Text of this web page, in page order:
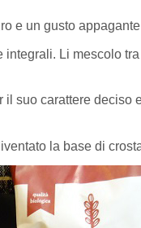
e un gusto
Li mescolo
suo carattere
la base di